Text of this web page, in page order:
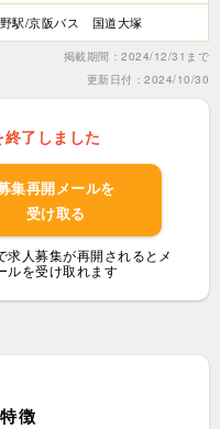
駅/京阪バス 国道大塚
掲載期間：2024/12/31まで
更新日付：2024/10/30
了しました
集再開メールを
受け取る
求人募集が再開されるとメ
ルを受け取れます
徴